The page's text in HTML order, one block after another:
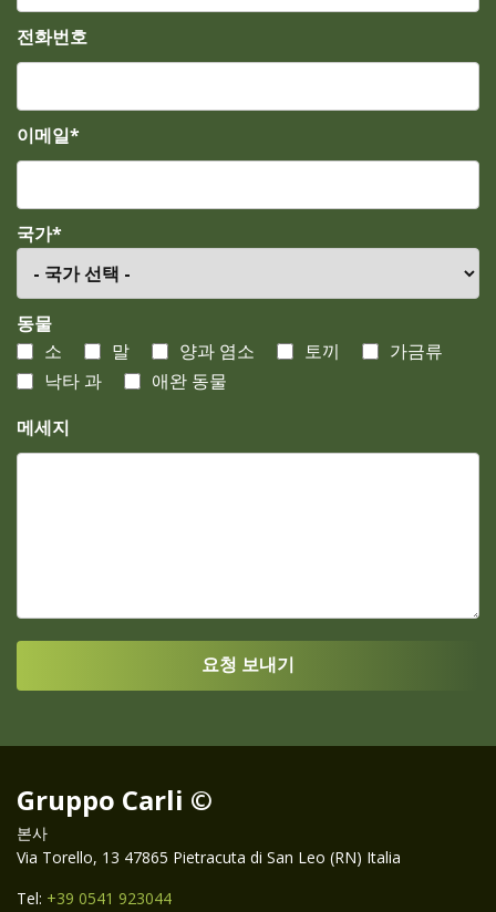
전화번호
이메일*
국가*
동물
소
말 양과 염소 토끼
가금류
낙타 과
애완 동물
메세지
Gruppo Carli ©
본사
Via Torello, 13 47865 Pietracuta di San Leo (RN) Italia
Tel: +39 0541 923044